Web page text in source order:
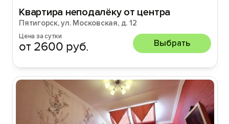
Квартира неподалёку от центра
Пятигорск, ул. Московская, д. 12
Цена за сутки
от 2600 руб. Выбрать